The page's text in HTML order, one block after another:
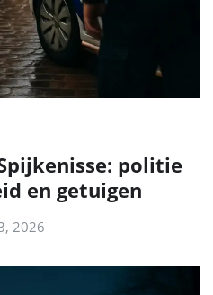
politie
en getuigen
2026